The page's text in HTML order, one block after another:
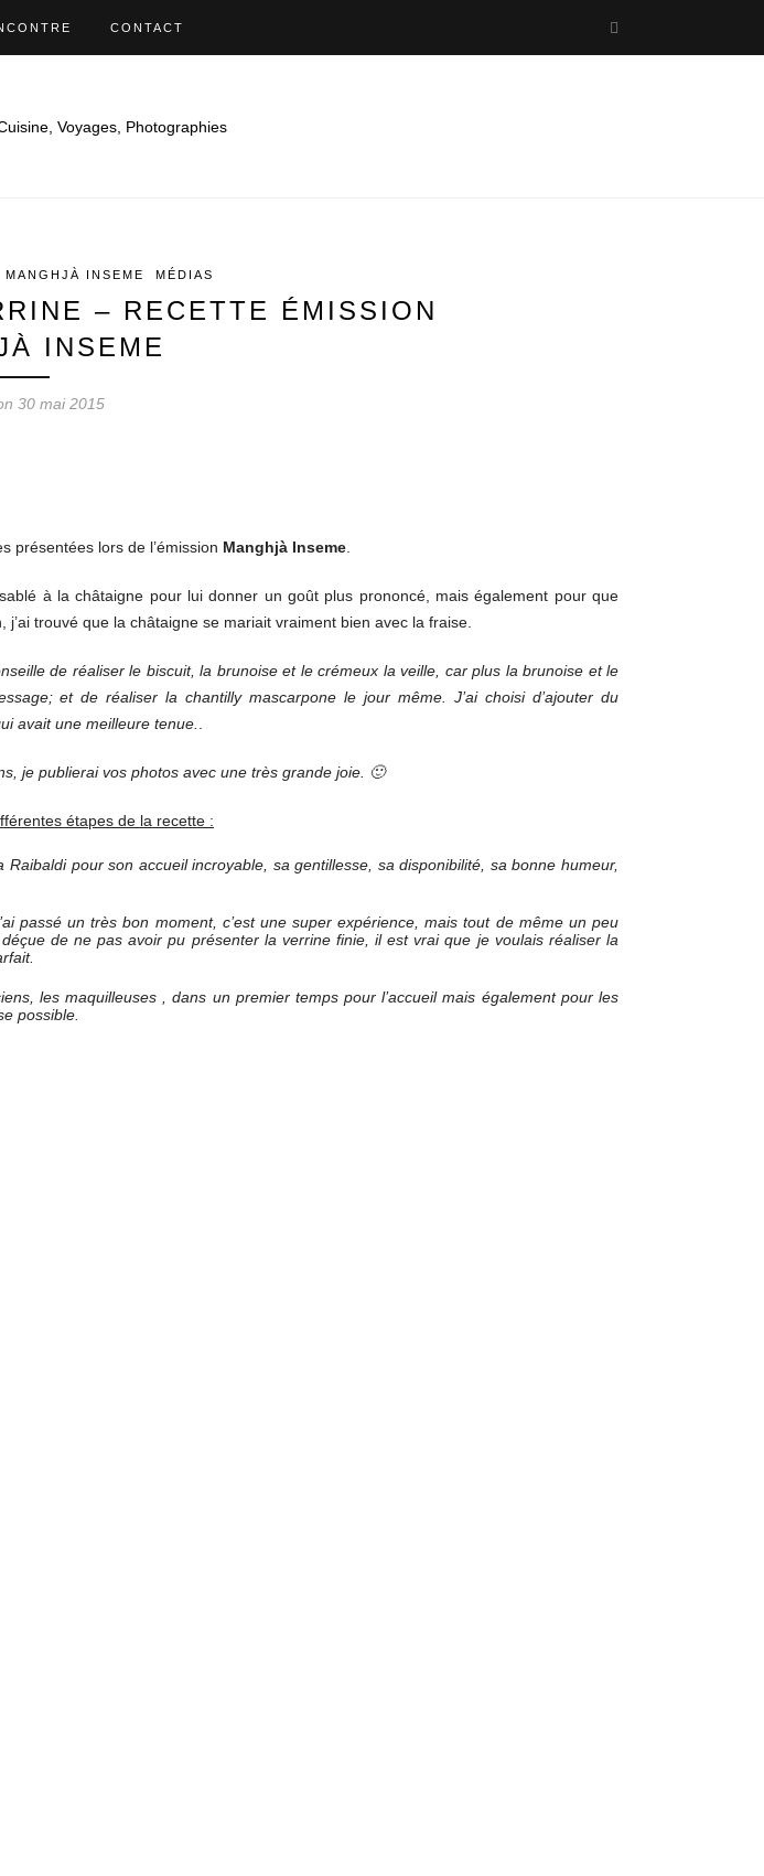
CONTACT
MANGHJÀ INSEME MÉDIAS
– RECETTE ÉMISSION
INSEME
30 mai 2015
présentées lors de l’émission Manghjà Inseme.
à la châtaigne pour lui donner un goût plus prononcé, mais également pour que
trouvé que la châtaigne se mariait vraiment bien avec la fraise.
de réaliser le biscuit, la brunoise et le crémeux la veille, car plus la brunoise et le
et de réaliser la chantilly mascarpone le jour même. J’ai choisi d’ajouter du
avait une meilleure tenue..
je publierai vos photos avec une très grande joie. 🙂
étapes de la recette :
pour son accueil incroyable, sa gentillesse, sa disponibilité, sa bonne humeur,
passé un très bon moment, c’est une super expérience, mais tout de même un peu
de ne pas avoir pu présenter la verrine finie, il est vrai que je voulais réaliser la
les maquilleuses , dans un premier temps pour l’accueil mais également pour les
possible.